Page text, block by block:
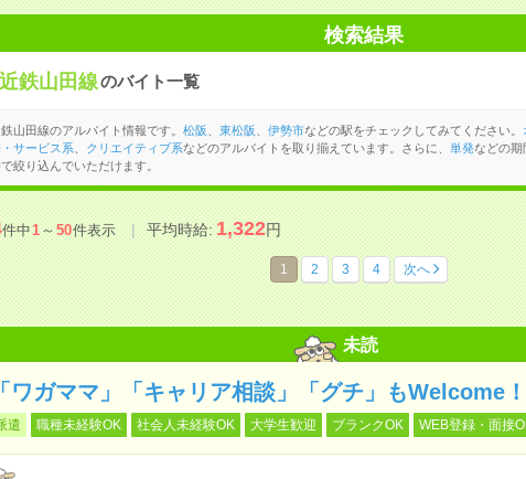
検索結果
近鉄山田線のバイト一覧
山田線のアルバイト情報です。 松阪 東松阪 伊勢市などの駅をチェックしてみてください。
サービス系
クリエイティブ系などのアルバイトを取り揃えています。さらに、 単発などの期
絞り込んでいただけます。
件中1～50件表示 平均時給:1,322円
1 2 3 4 次へ
未読
「ワガママ」「キャリア相談」「グチ」もWelcome
遣 職種未経験OK 社会人未経験OK 大学生歓迎 ブランクOK WEB登録・面接